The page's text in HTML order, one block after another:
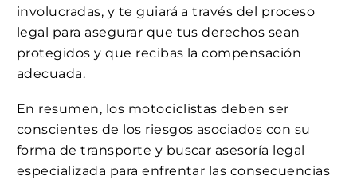
involucradas, y te guiará a través del proceso
legal para asegurar que tus derechos sean
protegidos y que recibas la compensación
adecuada.
En resumen, los motociclistas deben ser
conscientes de los riesgos asociados con su
forma de transporte y buscar asesoría legal
especializada para enfrentar las consecuencias